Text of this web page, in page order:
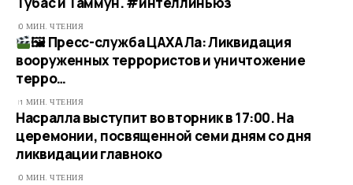
0 МИН. ЧТЕНИЯ
🖼 Пресс-служба ЦАХАЛа: Ликвидация
вооруженных террористов и уничтожение
терро…​
1 МИН. ЧТЕНИЯ
Насралла выступит во вторник в 17:00. На
церемонии, посвященной семи дням со дня
ликвидации главноко
0 МИН. ЧТЕНИЯ